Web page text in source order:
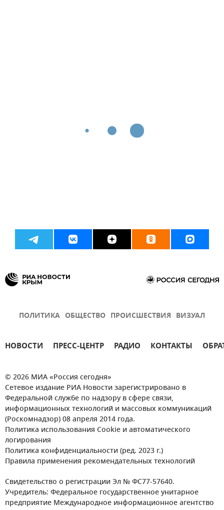
ПОЛИТИКА ОБЩЕСТВО ПРОИСШЕСТВИЯ ВИЗУАЛ
НОВОСТИ ПРЕСС-ЦЕНТР РАДИО КОНТАКТЫ
© 2026 МИА «Россия сегодня»
Сетевое издание РИА Новости зарегистрировано в
Федеральной службе по надзору в сфере связи,
информационных технологий и массовых коммуникаций
(Роскомнадзор) 08 апреля 2014 года.
Политика использования Cookie и автоматического
логирования
Политика конфиденциальности (ред. 2023 г.)
Правила применения рекомендательных технологий
Свидетельство о регистрации Эл № ФС77-57640.
Учредитель: Федеральное государственное унитарное
предприятие Международное информационное агентство